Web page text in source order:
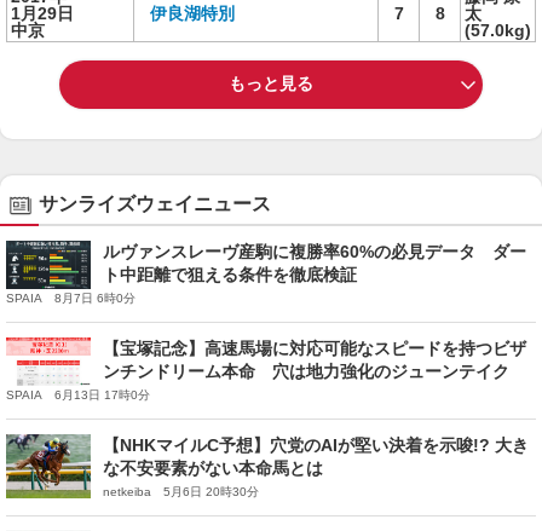
1月29日
中京
伊良湖特別 7 8
太
(57.0kg)
もっと見る
サンライズウェイニュース
ルヴァンスレーヴ産駒に複勝率60%の必見データ ダー
ト中距離で狙える条件を徹底検証
SPAIA 8月7日 6時0分
【宝塚記念】高速馬場に対応可能なスピードを持つビザ
ンチンドリーム本命 穴は地力強化のジューンテイク
SPAIA 6月13日 17時0分
【NHKマイルC予想】穴党のAIが堅い決着を示唆!? 大き
な不安要素がない本命馬とは
netkeiba 5月6日 20時30分